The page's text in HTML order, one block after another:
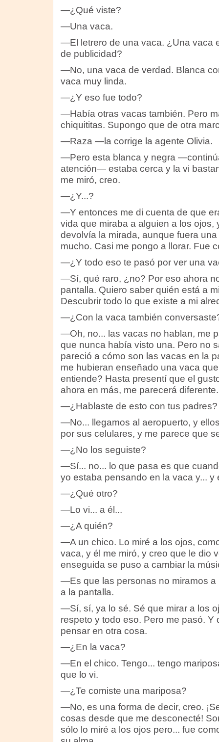
—¿Qué viste?
—Una vaca.
—El letrero de una vaca. ¿Una vaca
de publicidad?
—No, una vaca de verdad. Blanca
vaca muy linda.
—¿Y eso fue todo?
—Había otras vacas también. Pero
chiquititas. Supongo que de otra
—Raza —la corrige la agente Olivia.
—Pero esta blanca y negra
atención— estaba cerca y la vi
me miró, creo.
—¿Y...?
—Y entonces me di cuenta de que
vida que miraba a alguien a los ojos,
devolvía la mirada, aunque fuera
mucho. Casi me pongo a llorar. Fue
—¿Y todo eso te pasó por ver una
—Sí, qué raro, ¿no? Por eso ahora
pantalla. Quiero saber quién está a
Descubrir todo lo que existe a mi
—¿Con la vaca también
—Oh, no... las vacas no hablan, me
que nunca había visto una. Pero no
pareció a cómo son las vacas en la
me hubieran enseñado una vaca
entiende? Hasta presentí que el
ahora en más, me parecerá diferente.
—¿Hablaste de esto con tus padres?
—No... llegamos al aeropuerto, y
por sus celulares, y me parece que
—¿No los seguiste?
—Sí... no... lo que pasa es que
yo estaba pensando en la vaca y... y
—¿Qué otro?
—Lo vi... a él...
—¿A quién?
—A un chico. Lo miré a los ojos,
vaca, y él me miró, y creo que le dio
enseguida se puso a cambiar la
—Es que las personas no miramos a
a la pantalla.
—Sí, sí, ya lo sé. Sé que mirar a los
respeto y todo eso. Pero me pasó.
pensar en otra cosa.
—¿En la vaca?
—En el chico. Tengo... tengo
que lo vi.
—¿Te comiste una mariposa?
—No, es una forma de decir, creo.
cosas desde que me desconecté!
sólo lo miré a los ojos pero... fue